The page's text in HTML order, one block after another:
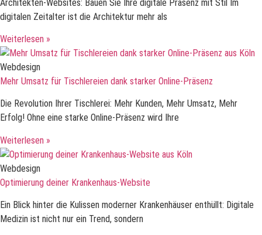
Architekten-Websites: Bauen Sie Ihre digitale Präsenz mit Stil Im
digitalen Zeitalter ist die Architektur mehr als
Weiterlesen »
Webdesign
Mehr Umsatz für Tischlereien dank starker Online-Präsenz
Die Revolution Ihrer Tischlerei: Mehr Kunden, Mehr Umsatz, Mehr
Erfolg! Ohne eine starke Online-Präsenz wird Ihre
Weiterlesen »
Webdesign
Optimierung deiner Krankenhaus-Website
Ein Blick hinter die Kulissen moderner Krankenhäuser enthüllt: Digitale
Medizin ist nicht nur ein Trend, sondern